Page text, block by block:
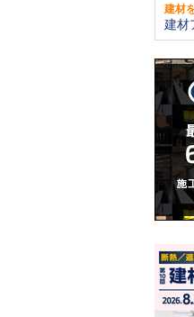
建材
建材